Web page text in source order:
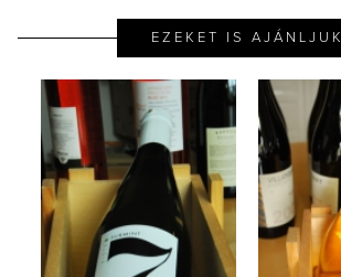
EZEKET IS AJÁNLJUK